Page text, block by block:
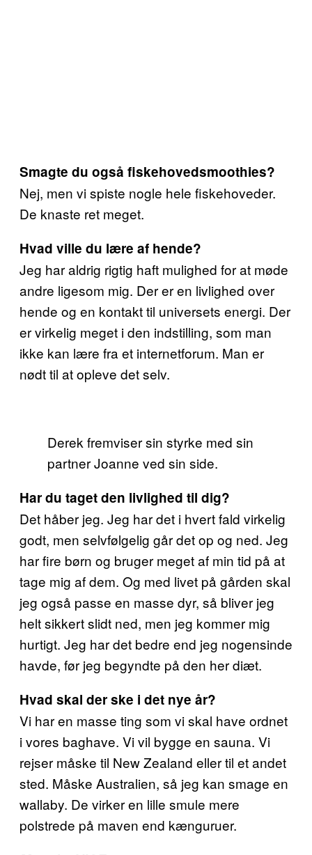
Smagte du også fiskehovedsmoothies?
Nej, men vi spiste nogle hele fiskehoveder.
De knaste ret meget.
Hvad ville du lære af hende?
Jeg har aldrig rigtig haft mulighed for at møde
andre ligesom mig. Der er en livlighed over
hende og en kontakt til universets energi. Der
er virkelig meget i den indstilling, som man
ikke kan lære fra et internetforum. Man er
nødt til at opleve det selv.
Derek fremviser sin styrke med sin
partner Joanne ved sin side.
Har du taget den livlighed til dig?
Det håber jeg. Jeg har det i hvert fald virkelig
godt, men selvfølgelig går det op og ned. Jeg
har fire børn og bruger meget af min tid på at
tage mig af dem. Og med livet på gården skal
jeg også passe en masse dyr, så bliver jeg
helt sikkert slidt ned, men jeg kommer mig
hurtigt. Jeg har det bedre end jeg nogensinde
havde, før jeg begyndte på den her diæt.
Hvad skal der ske i det nye år?
Vi har en masse ting som vi skal have ordnet
i vores baghave. Vi vil bygge en sauna. Vi
rejser måske til New Zealand eller til et andet
sted. Måske Australien, så jeg kan smage en
wallaby. De virker en lille smule mere
polstrede på maven end kænguruer.